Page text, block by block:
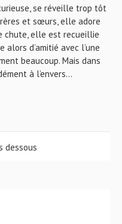
se réveille trop tôt
et sœurs, elle adore
chute, elle est recueillie
d’amitié avec l’une
beaucoup. Mais dans
à l’envers...
dessous